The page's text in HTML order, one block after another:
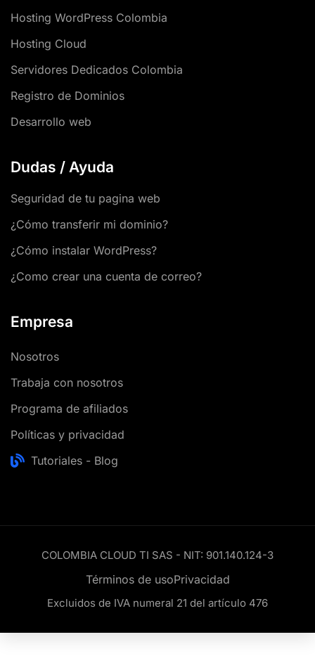
Hosting WordPress Colombia
Hosting Cloud
Servidores Dedicados Colombia
Registro de Dominios
Desarrollo web
Dudas / Ayuda
Seguridad de tu pagina web
¿Cómo transferir mi dominio?
¿Cómo instalar WordPress?
¿Como crear una cuenta de correo?
Empresa
Nosotros
Trabaja con nosotros
Programa de afiliados
Políticas y privacidad
Tutoriales - Blog
COLOMBIA CLOUD TI SAS - NIT: 901.140.124-3
Términos de usoPrivacidad
Excluidos de IVA numeral 21 del artículo 476